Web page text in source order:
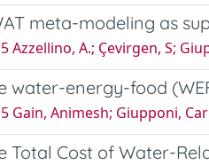
meta-modeling as
Azzellino, A.; Çevirgen, S;
water-energy-food
Gain, Animesh; Giupponi,
Total Cost of Water-